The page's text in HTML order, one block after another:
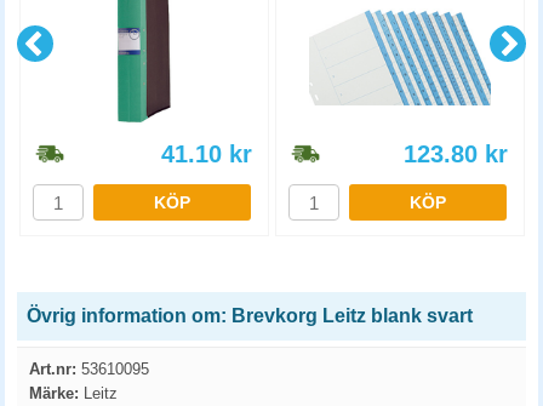
41.10 kr
KÖP
123.80 kr
KÖP
Övrig information om: Brevkorg Leitz blank svart
Art.nr: 53610095
Märke: Leitz